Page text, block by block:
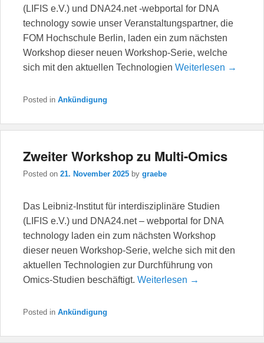
(LIFIS e.V.) und DNA24.net -webportal for DNA
technology sowie unser Veranstaltungspartner, die
FOM Hochschule Berlin, laden ein zum nächsten
Workshop dieser neuen Workshop-Serie, welche
sich mit den aktuellen Technologien Weiterlesen →
Posted in Ankündigung
Zweiter Workshop zu Multi-Omics
Posted on 21. November 2025 by graebe
Das Leibniz-Institut für interdisziplinäre Studien
(LIFIS e.V.) und DNA24.net – webportal for DNA
technology laden ein zum nächsten Workshop
dieser neuen Workshop-Serie, welche sich mit den
aktuellen Technologien zur Durchführung von
Omics-Studien beschäftigt. Weiterlesen →
Posted in Ankündigung